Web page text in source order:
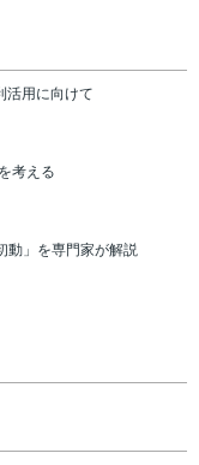
活用に向けて
考える
動」を専門家が解説